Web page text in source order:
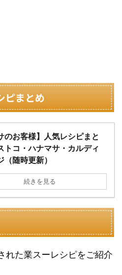
ピまとめ
のお客様】人気レシピまと
トコ・ハナマサ・カルディ
（随時更新）
続きを見る
れた業スーレシピをご紹介